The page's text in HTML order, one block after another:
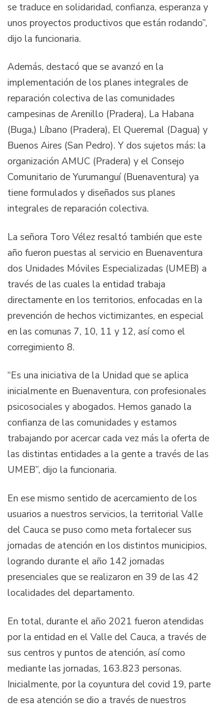
se traduce en solidaridad, confianza, esperanza y
unos proyectos productivos que están rodando”,
dijo la funcionaria.
Además, destacó que se avanzó en la
implementación de los planes integrales de
reparación colectiva de las comunidades
campesinas de Arenillo (Pradera), La Habana
(Buga,) Líbano (Pradera), El Queremal (Dagua) y
Buenos Aires (San Pedro). Y dos sujetos más: la
organización AMUC (Pradera) y el Consejo
Comunitario de Yurumanguí (Buenaventura) ya
tiene formulados y diseñados sus planes
integrales de reparación colectiva.
La señora Toro Vélez resaltó también que este
año fueron puestas al servicio en Buenaventura
dos Unidades Móviles Especializadas (UMEB) a
través de las cuales la entidad trabaja
directamente en los territorios, enfocadas en la
prevención de hechos victimizantes, en especial
en las comunas 7, 10, 11 y 12, así como el
corregimiento 8.
“Es una iniciativa de la Unidad que se aplica
inicialmente en Buenaventura, con profesionales
psicosociales y abogados. Hemos ganado la
confianza de las comunidades y estamos
trabajando por acercar cada vez más la oferta de
las distintas entidades a la gente a través de las
UMEB”, dijo la funcionaria.
En ese mismo sentido de acercamiento de los
usuarios a nuestros servicios, la territorial Valle
del Cauca se puso como meta fortalecer sus
jornadas de atención en los distintos municipios,
logrando durante el año 142 jornadas
presenciales que se realizaron en 39 de las 42
localidades del departamento.
En total, durante el año 2021 fueron atendidas
por la entidad en el Valle del Cauca, a través de
sus centros y puntos de atención, así como
mediante las jornadas, 163.823 personas.
Inicialmente, por la coyuntura del covid 19, parte
de esa atención se dio a través de nuestros